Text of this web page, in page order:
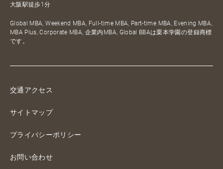
大阪駅徒歩1分
Global MBA, Weekend MBA, Full-time MBA, Part-time MBA, Evening MBA,
MBA Plus, Corporate MBA, 企業内MBA, Global BBAは栗本学園の登録商標
です。
交通アクセス
サイトマップ
プライバシーポリシー
お問い合わせ